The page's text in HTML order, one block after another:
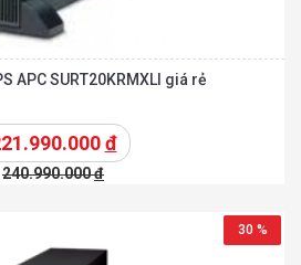
APC SURT20KRMXLI giá rẻ
đ
240.990.000đ
30 %